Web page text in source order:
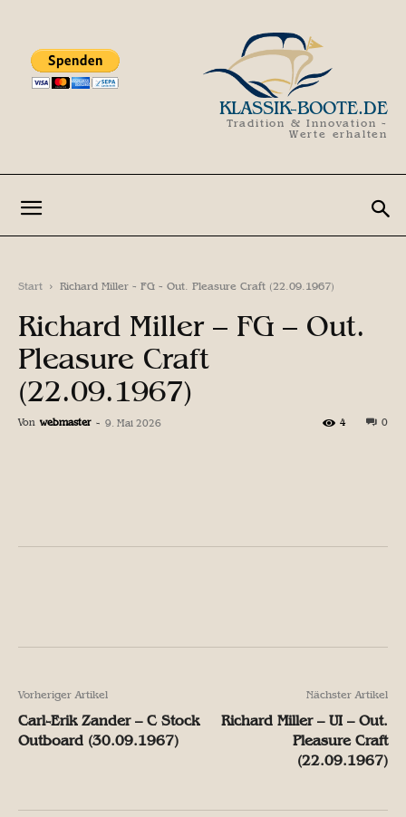
KLASSIK-BOOTE.DE
Tradition & Innovation -
Werte erhalten
Start Richard Miller - FG - Out. Pleasure Craft (22.09.1967)
Richard Miller – FG – Out.
Pleasure Craft
(22.09.1967)
Von webmaster - 9. Mai 2026 0
4
Vorheriger Artikel
Carl-Erik Zander – C Stock
Outboard (30.09.1967)
Nächster Artikel
Richard Miller – UI – Out.
Pleasure Craft
(22.09.1967)